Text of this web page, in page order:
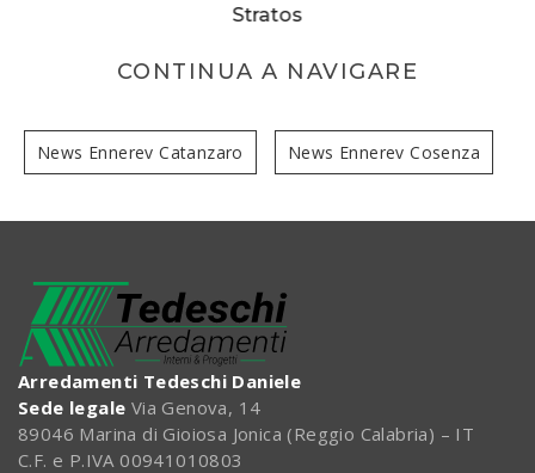
Stratos
CONTINUA A NAVIGARE
News Ennerev Catanzaro News Ennerev Cosenza
Arredamenti Tedeschi Daniele
Sede legale Via Genova, 14
89046 Marina di Gioiosa Jonica (Reggio Calabria) – IT
C.F. e P.IVA 00941010803